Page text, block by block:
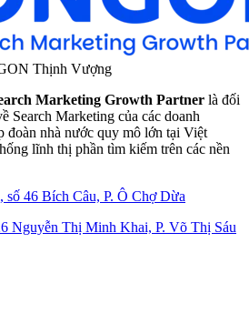
Thịnh Vượng
Marketing Growth Partner là đối
Search Marketing của các doanh
đoàn nhà nước quy mô lớn tại Việt
lĩnh thị phần tìm kiếm trên các nền
số 46 Bích Câu, P. Ô Chợ Dừa
Nguyễn Thị Minh Khai, P. Võ Thị Sáu